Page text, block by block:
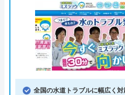
全国の水道トラブルに幅広く対